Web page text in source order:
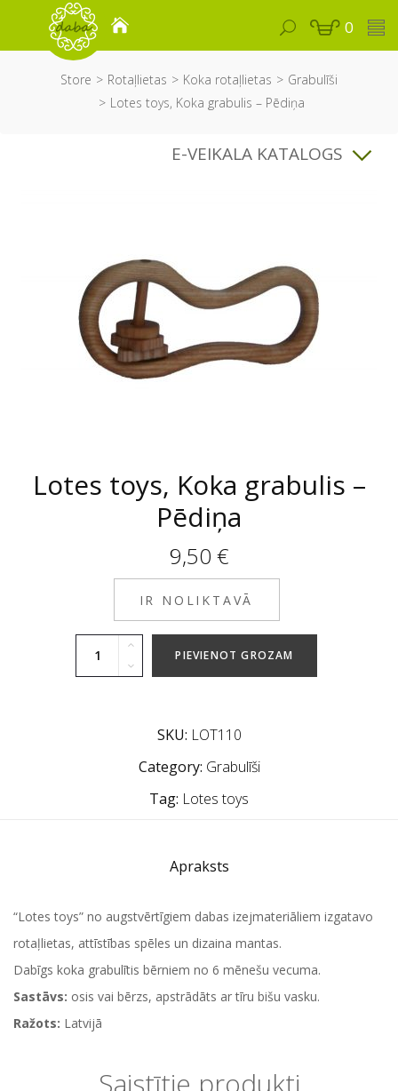
0
Store Rotaļlietas Koka rotaļlietas
Grabulīši
Lotes toys, Koka grabulis – Pēdiņa
E-VEIKALA KATALOGS
Lotes toys, Koka grabulis –
Pēdiņa
9,50 €
IR NOLIKTAVĀ
PIEVIENOT GROZAM
SKU: LOT110
Category: Grabulīši
Tag: Lotes toys
Apraksts
“Lotes toys” no augstvērtīgiem dabas izejmateriāliem izgatavo
rotaļlietas, attīstības spēles un dizaina mantas.
Dabīgs koka grabulītis bērniem no 6 mēnešu vecuma.
Sastāvs: osis vai bērzs, apstrādāts ar tīru bišu vasku.
Ražots: Latvijā
Saistītie produkti